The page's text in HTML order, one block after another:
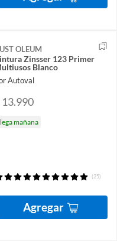
OLEUM
Zinsser 123 Primer
Blanco
Autoval
13.990
mañana
(25)
Agregar